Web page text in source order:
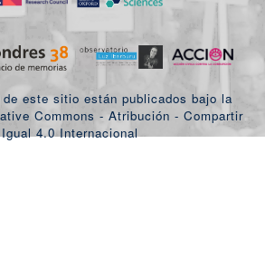
de este sitio están publicados bajo la
Commons - Atribución - Compartir
Igual 4.0 Internacional